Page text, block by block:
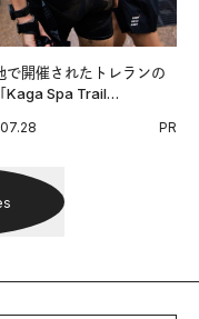
で開催されたトレランの
Kaga Spa Trail
見るランナーたちの奮闘PR